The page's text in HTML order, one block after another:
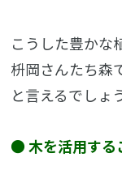
こうした豊かな
枡岡さんたち森
と言えるでしょ
● 木を活用する